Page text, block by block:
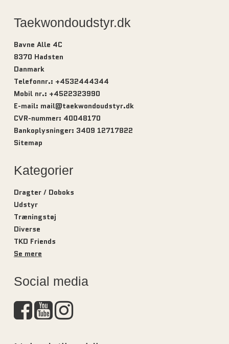
Taekwondoudstyr.dk
Bavne Alle 4C
8370 Hadsten
Danmark
Telefonnr.: +4532444344
Mobil nr.: +4522323990
E-mail: mail@taekwondoudstyr.dk
CVR-nummer: 40048170
Bankoplysninger: 3409 12717822
Sitemap
Kategorier
Dragter / Doboks
Udstyr
Træningstøj
Diverse
TKD Friends
Se mere
Social media